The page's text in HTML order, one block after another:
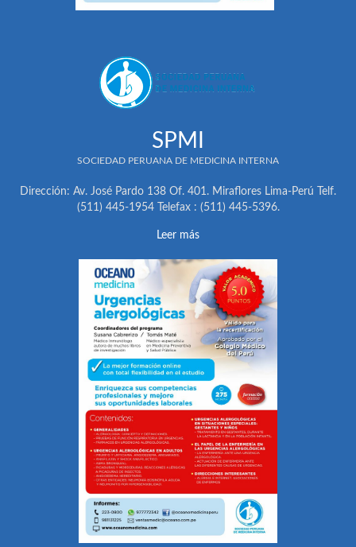
SPMI
SOCIEDAD PERUANA DE MEDICINA INTERNA
Dirección: Av. José Pardo 138 Of. 401. Miraflores Lima-Perú Telf.
(511) 445-1954 Telefax : (511) 445-5396.
Leer más